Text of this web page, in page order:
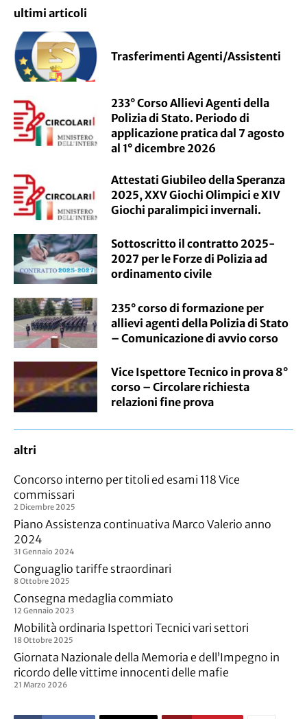
ultimi articoli
Trasferimenti Agenti/Assistenti
233° Corso Allievi Agenti della
Polizia di Stato. Periodo di
applicazione pratica dal 7 agosto
al 1° dicembre 2026
Attestati Giubileo della Speranza
2025, XXV Giochi Olimpici e XIV
Giochi paralimpici invernali.
Sottoscritto il contratto 2025-
2027 per le Forze di Polizia ad
ordinamento civile
235° corso di formazione per
allievi agenti della Polizia di Stato
– Comunicazione di avvio corso
Vice Ispettore Tecnico in prova 8°
corso – Circolare richiesta
relazioni fine prova
altri
Concorso interno per titoli ed esami 118 Vice
commissari
2 Dicembre 2025
Piano Assistenza continuativa Marco Valerio anno
2024
31 Gennaio 2024
Conguaglio tariffe straordinari
8 Ottobre 2025
Consegna medaglia commiato
12 Gennaio 2023
Mobilità ordinaria Ispettori Tecnici vari settori
18 Ottobre 2025
Giornata Nazionale della Memoria e dell’Impegno in
ricordo delle vittime innocenti delle mafie
21 Marzo 2026